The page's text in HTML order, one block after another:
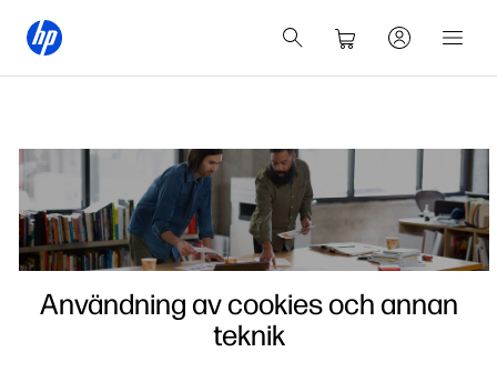
Användning av cookies och annan
teknik